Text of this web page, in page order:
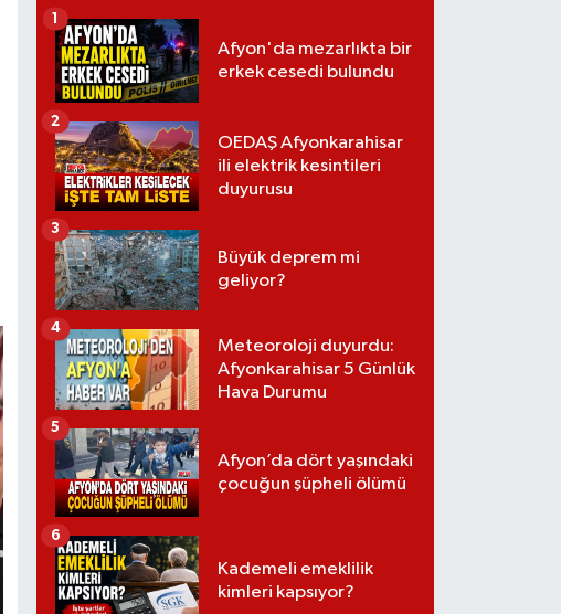
Afyon'da mezarlıkta bir
erkek cesedi bulundu
1
OEDAŞ Afyonkarahisar
ili elektrik kesintileri
duyurusu
2
Büyük deprem mi
geliyor?
3
Meteoroloji duyurdu:
Afyonkarahisar 5 Günlük
Hava Durumu
4
Afyon’da dört yaşındaki
çocuğun şüpheli ölümü
5
Kademeli emeklilik
kimleri kapsıyor?
6